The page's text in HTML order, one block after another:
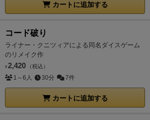
カートに追加する
コード破り
ライナー・クニツィアによる同名ダイスゲーム
のリメイク作
¥ 2,420 （税込）
1～6人 30分 7件
カートに追加する